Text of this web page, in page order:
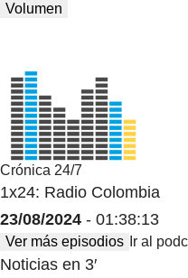
Volumen
Crónica 24/7
1x24: Radio Colombia
23/08/2024 - 01:38:13
Ver más episodios Ir al
Noticias en 3′